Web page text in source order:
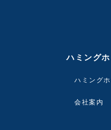
ハミング
ハミング
会社案内